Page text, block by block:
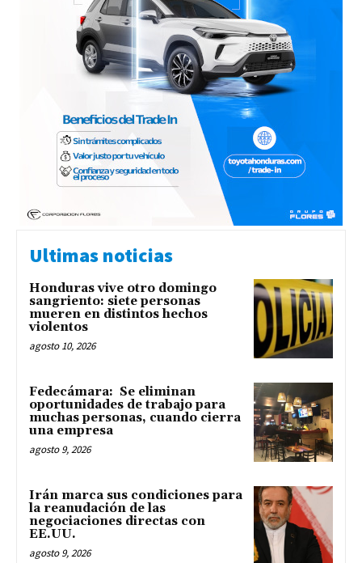
Ultimas noticias
Honduras vive otro domingo
sangriento: siete personas
mueren en distintos hechos
violentos
agosto 10, 2026
Fedecámara: Se eliminan
oportunidades de trabajo para
muchas personas, cuando cierra
una empresa
agosto 9, 2026
Irán marca sus condiciones para
la reanudación de las
negociaciones directas con
EE.UU.
agosto 9, 2026